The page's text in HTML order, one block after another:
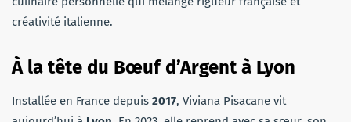
créativité italienne.
À la tête du Bœuf d’Argent à Lyon
Installée en France depuis 2017, Viviana Pisacane vit